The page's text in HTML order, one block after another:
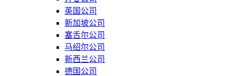
英国公司
新加坡公司
塞舌尔公司
马绍尔公司
新西兰公司
德国公司